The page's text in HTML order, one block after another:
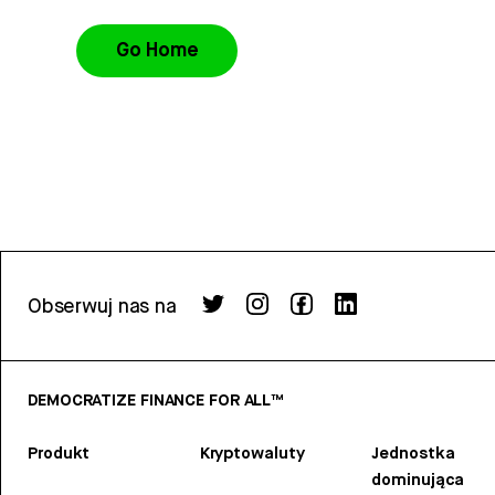
Go Home
Obserwuj nas na
DEMOCRATIZE FINANCE FOR ALL™
Produkt Kryptowaluty
Jednostka
dominująca